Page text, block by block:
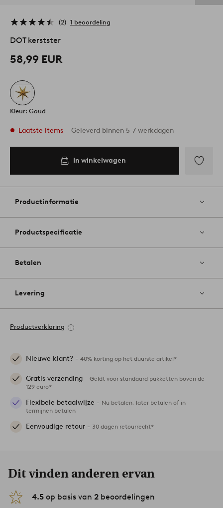
2 1 beoordeling
DOT kerstster
58,99 EUR
Kleur: Goud
Laatste items Geleverd binnen 5-7 werkdagen
In winkelwagen
aan
Productinformatie
Productspecificatie
Betalen
Levering
Productverklaring
Nieuwe klant? - 40% korting op het duurste artikel*
Gratis verzending - Geldt voor standaard pakketten boven de
129 euro*
Flexibele betaalwijze - Nu betalen, later betalen of in
termijnen betalen
Eenvoudige retour - 30 dagen retourrecht*
Dit vinden anderen ervan
4.5 op basis van 2 beoordelingen